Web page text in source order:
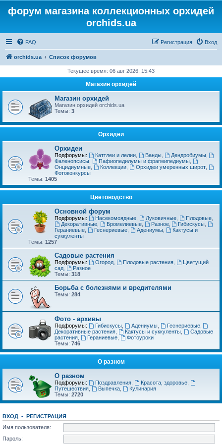
форум магазина коллекционных орхидей
orchids.ua
FAQ Вход
Регистрация
orchids.ua Список форумов
Текущее время: 06 авг 2026, 15:43
Магазин орхидей
Магазин орхидей
Магазин орхидей orchids.ua
Темы: 3
Орхидеи
Орхидеи
Подфорумы: Каттлеи и лелии, Ванды, Дендробиумы,
Фаленопсисы
Пафиопедилумы и фрагмипедиумы,
Онцидиумные
Коллекции, Орхидеи умеренных широт,
Фотоконкурсы
Темы: 1405
Цветоводство
Основной форум
Подфорумы: Насекомоядные, Луковичные, Плодовые,
Декоративные, Бромелиевые, Разное, Гибискусы
Гераниевые
Геснериевые, Адениумы,
Кактусы и
суккуленты
Темы: 1257
Садовые растения
Подфорумы: Огород, Плодовые растения,
Цветущий
сад
Разное
Темы: 318
Борьба с болезнями и вредителями
Темы: 284
Фото - архивы
Подфорумы: Гибискусы, Адениумы, Геснериевые,
Декоративные растения
Кактусы и суккуленты,
Садовые
растения
Гераниевые,
Фотоуроки
Темы: 746
О разном
О разном
Подфорумы: Поздравления, Красота, здоровье,
Путешествия
Выпечка,
Кулинария
Темы: 2720
ВХОД • РЕГИСТРАЦИЯ
Имя пользователя:
Пароль: